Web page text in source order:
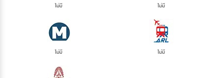
ไม่มี ไม่มี
ไม่มี ไม่มี